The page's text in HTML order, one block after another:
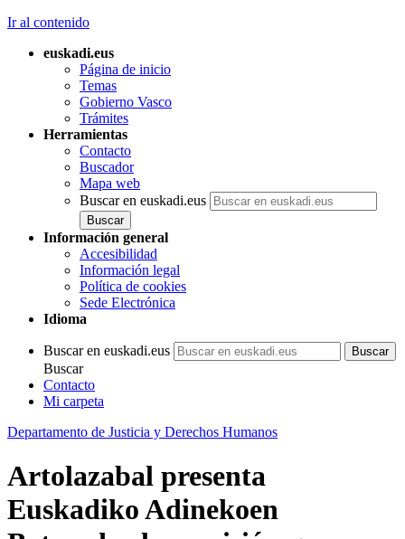
Ir al contenido
euskadi.eus
Página de inicio
Temas
Gobierno Vasco
Trámites
Herramientas
Contacto
Buscador
Mapa web
Buscar en euskadi.eus
Información general
Accesibilidad
Información legal
Política de cookies
Sede Electrónica
Idioma
Buscar en euskadi.eus
Buscar
Contacto
Mi carpeta
Departamento de Justicia y Derechos Humanos
Artolazabal presenta
Euskadiko Adinekoen